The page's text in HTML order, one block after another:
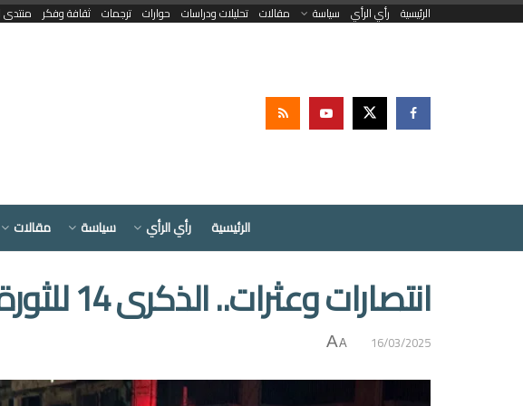
الرئيسية رأي الرأي سياسة مقالات تحليلات ودراسات حوارات ترجمات ثقافة وفكر منتدى
الرئيسية رأي الرأي سياسة مقالات
انتصارات وعثرات.. الذكرى 14 للثورة السورية بلا أسديّة
16/03/2025
A
A